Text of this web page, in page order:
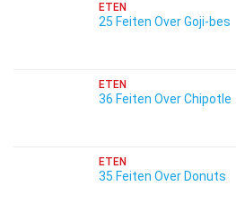
ETEN
25 Feiten Over Goji-bes
ETEN
36 Feiten Over Chipotle
ETEN
35 Feiten Over Donuts